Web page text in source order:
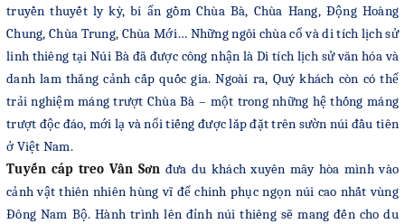
truyền thuyết ly kỳ, bí ẩn gồm Chùa Bà, Chùa Hang, Động Hoàng
Chung, Chùa Trung, Chùa Mới… Những ngôi chùa cổ và di tích lịch sử
linh thiêng tại Núi Bà đã được công nhận là Di tích lịch sử văn hóa và
danh lam thắng cảnh cấp quốc gia. Ngoài ra, Quý khách còn có thể
trải nghiệm máng trượt Chùa Bà – một trong những hệ thống máng
trượt độc đáo, mới lạ và nổi tiếng được lắp đặt trên sườn núi đầu tiên
ở Việt Nam.
Tuyến cáp treo Vân Sơn đưa du khách xuyên mây hòa mình vào
cảnh vật thiên nhiên hùng vĩ để chinh phục ngọn núi cao nhất vùng
Đông Nam Bộ. Hành trình lên đỉnh núi thiêng sẽ mang đến cho du